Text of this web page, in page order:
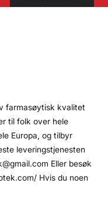
farmasøytisk kvalitet
til folk over hele
Europa, og tilbyr
leveringstjenesten
Eller besøk
Hvis du noen